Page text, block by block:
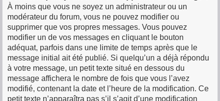
À moins que vous ne soyez un administrateur ou un
modérateur du forum, vous ne pouvez modifier ou
supprimer que vos propres messages. Vous pouvez
modifier un de vos messages en cliquant le bouton
adéquat, parfois dans une limite de temps après que le
message initial ait été publié. Si quelqu’un a déjà répondu
à votre message, un petit texte situé en dessous du
message affichera le nombre de fois que vous l’avez
modifié, contenant la date et l’heure de la modification. Ce
petit texte n’apparaîtra pas s’il s’agit d’une modification